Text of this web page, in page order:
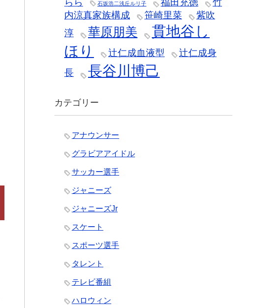
らら
石坂浩二浅丘ルリ子 福田充徳
竹
内涼真家族構成
笹崎里菜
紫吹
淳
華原朋美
貫地谷し
ほり
辻仁成血液型
辻仁成身
長
長谷川博己
カテゴリー
アナウンサー
グラビアアイドル
サッカー選手
ジャニーズ
ジャニーズJr
スケート
スポーツ選手
タレント
テレビ番組
ハロウィン